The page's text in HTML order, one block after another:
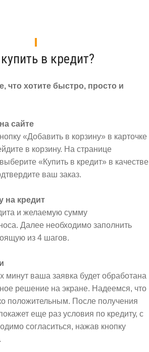
в кредит?
что хотите быстро, просто и
сайте
«Добавить в корзину» в карточке
в корзину. На странице
«Купить в кредит» в качестве
ваш заказ.
на кредит
и желаемую сумму
Далее необходимо заполнить
из 4 шагов.
минут ваша заявка будет обработана
решение на экране. Надеемся, что
положительным. После получения
еще раз условия по кредиту, с
согласиться, нажав кнопку